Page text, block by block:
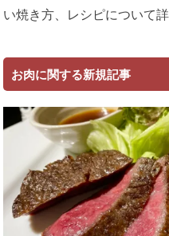
い焼き方、レシピについて
お肉に関する新規記事